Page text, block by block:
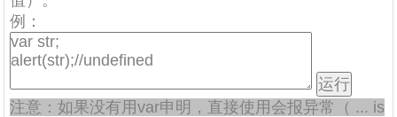
例：
注意：如果没有用var申明，直接使用会报异常（ ... is